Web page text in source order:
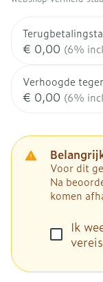
€ 0,00 (6%
Verhoogde
€ 0,00 (6%
Voor dit
Na
komen
Ik